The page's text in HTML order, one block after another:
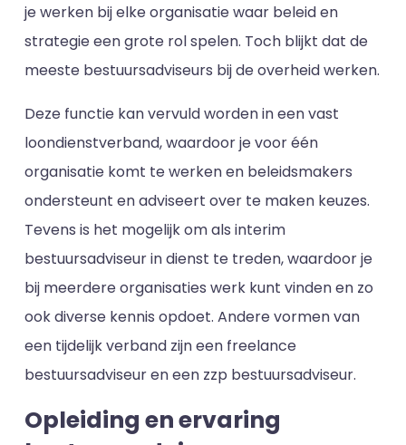
je werken bij elke organisatie waar beleid en
strategie een grote rol spelen. Toch blijkt dat de
meeste bestuursadviseurs bij de overheid werken.
Deze functie kan vervuld worden in een vast
loondienstverband, waardoor je voor één
organisatie komt te werken en beleidsmakers
ondersteunt en adviseert over te maken keuzes.
Tevens is het mogelijk om als interim
bestuursadviseur in dienst te treden, waardoor je
bij meerdere organisaties werk kunt vinden en zo
ook diverse kennis opdoet. Andere vormen van
een tijdelijk verband zijn een freelance
bestuursadviseur en een zzp bestuursadviseur.
Opleiding en ervaring